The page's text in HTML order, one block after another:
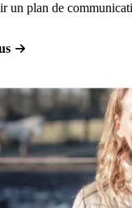
un plan de